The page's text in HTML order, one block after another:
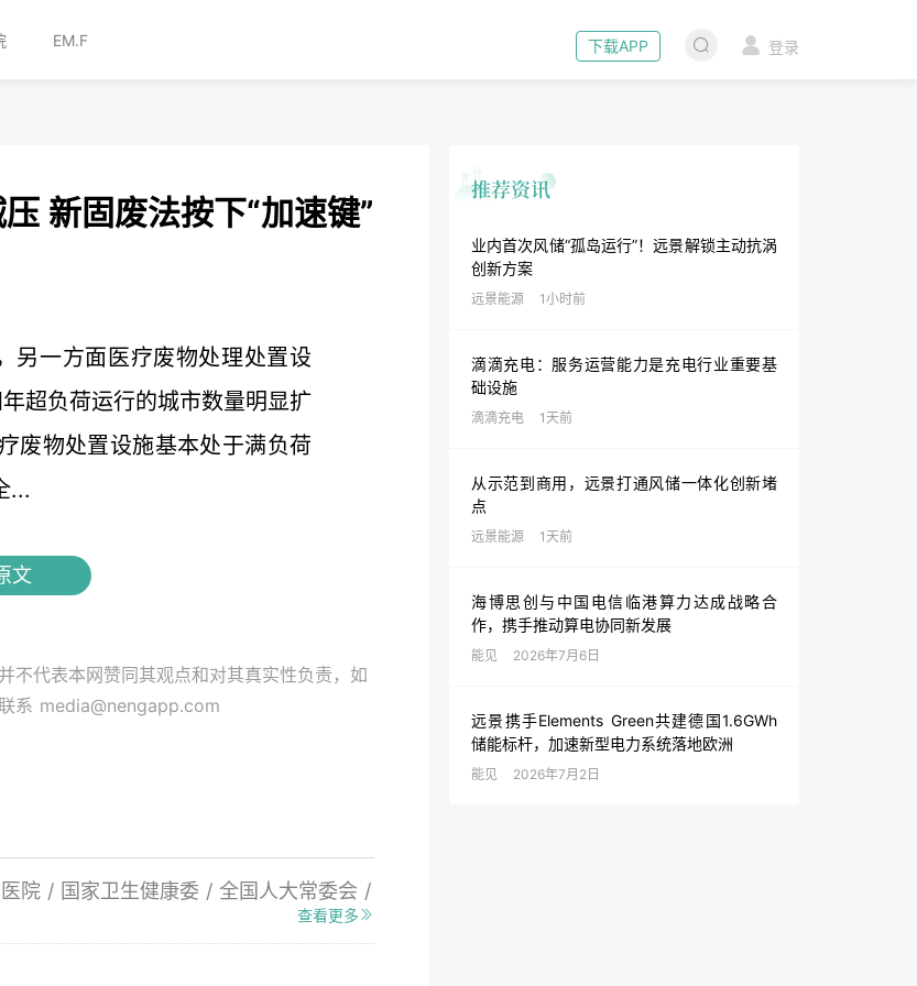
下载APP 登录
EM.F
业内首次风储“孤岛运行”！远景解锁主动抗涡
创新方案
远景能源 1小时前
滴滴充电：服务运营能力是充电行业重要基
础设施
滴滴充电 1天前
从示范到商用，远景打通风储一体化创新堵
点
远景能源 1天前
海博思创与中国电信临港算力达成战略合
作，携手推动算电协同新发展
能见 2026年7月6日
远景携手Elements Green共建德国1.6GWh
储能标杆，加速新型电力系统落地欧洲
能见 2026年7月2日
新固废法按下“加速键”
另一方面医疗废物处理处置设
超负荷运行的城市数量明显扩
废物处置设施基本处于满负荷
...
文
不代表本网赞同其观点和对其真实性负责，如
系 media@nengapp.com
院 / 国家卫生健康委 / 全国人大常委会 /
查看更多